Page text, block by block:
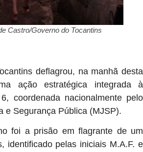
Castro/Governo do Tocantins
deflagrou, na manhã desta
ação estratégica integrada à
coordenada nacionalmente pelo
e Segurança Pública (MJSP).
foi a prisão em flagrante de um
identificado pelas iniciais M.A.F. e